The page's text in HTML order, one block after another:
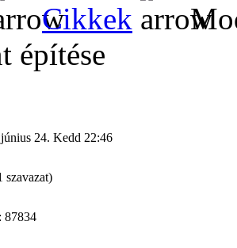
Cikkek
építése
24. Kedd 22:46
szavazat)
: 87834